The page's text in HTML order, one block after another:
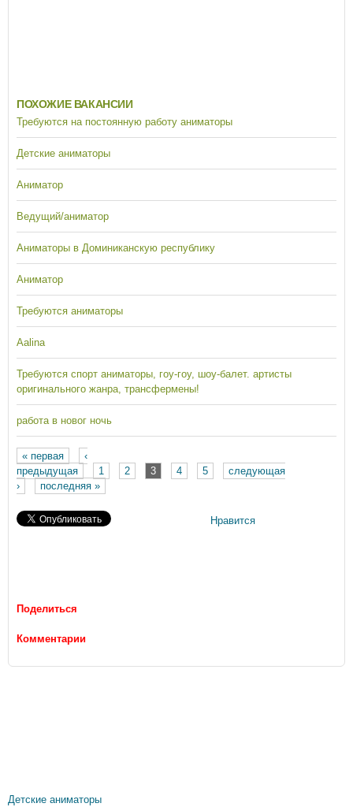
ПОХОЖИЕ ВАКАНСИИ
Требуются на постоянную работу аниматоры
Детские аниматоры
Аниматор
Ведущий/аниматор
Аниматоры в Доминиканскую республику
Аниматор
Требуются аниматоры
Aalina
Требуются спорт аниматоры, гоу-гоу, шоу-балет. артисты
оригинального жанра, трансфермены!
работа в новог ночь
Страницы
« первая
‹
предыдущая
1 2 3 4 5
следующая
›
последняя »
Нравится
Поделиться
Комментарии
Детские аниматоры